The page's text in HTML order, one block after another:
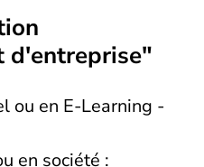
d'entreprise"
ou en E-Learning -
en société :